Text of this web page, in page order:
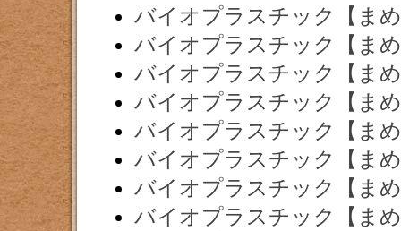
バイオプラスチック【ま
バイオプラスチック【ま
バイオプラスチック【ま
バイオプラスチック【ま
バイオプラスチック【ま
バイオプラスチック【ま
バイオプラスチック【ま
バイオプラスチック【ま